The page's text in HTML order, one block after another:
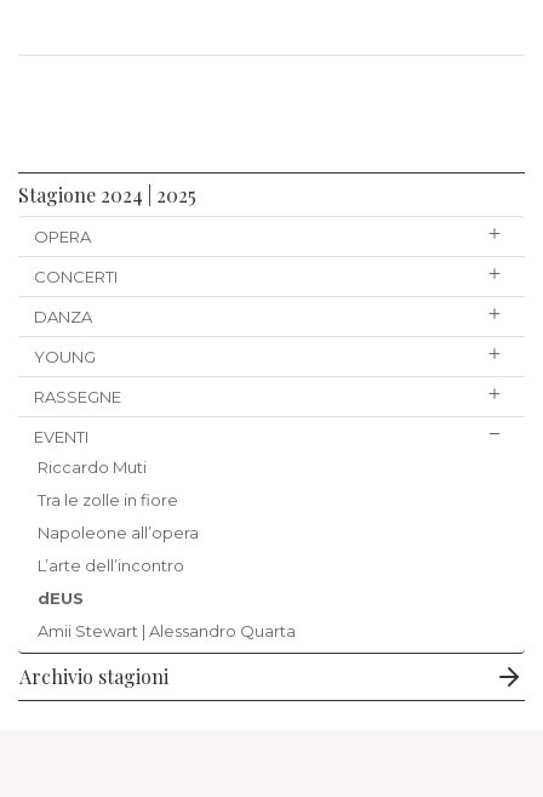
Stagione 2024 | 2025
OPERA
CONCERTI
DANZA
YOUNG
RASSEGNE
EVENTI
Riccardo Muti
Tra le zolle in fiore
Napoleone all’opera
L’arte dell’incontro
dEUS
Amii Stewart | Alessandro Quarta
Archivio stagioni